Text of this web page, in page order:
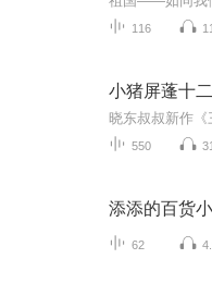
116
550
添添的百货
62